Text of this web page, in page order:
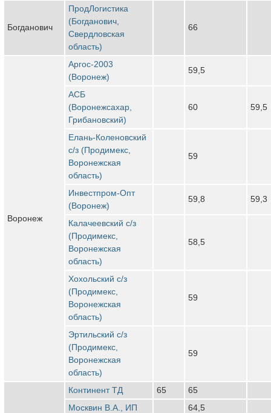
Богданович
ПродЛогистика
(Богданович,
Свердловская
область)
66
Воронеж
Аргос-2003
(Воронеж)
59,5
АСБ
(Воронежсахар,
Грибановский)
60 59,5
Елань-Коленовский
с/з (Продимекс,
Воронежская
область)
59
Инвестпром-Опт
(Воронеж)
59,8 59,3
Калачеевский с/з
(Продимекс,
Воронежская
область)
58,5
Хохольский с/з
(Продимекс,
Воронежская
область)
59
Эртильский с/з
(Продимекс,
Воронежская
область)
59
Континент ТД 65
65
Москвин В.А., ИП
64,5